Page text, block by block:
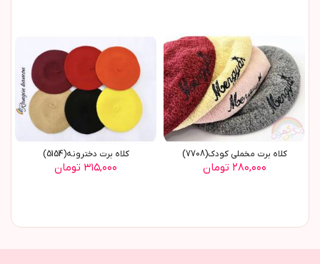
کلاه برت مخملی کودک(7708)
۲۸۰,۰۰۰ تومان
کلاه برت دخترونه(5154)
۳۱۵,۰۰۰ تومان